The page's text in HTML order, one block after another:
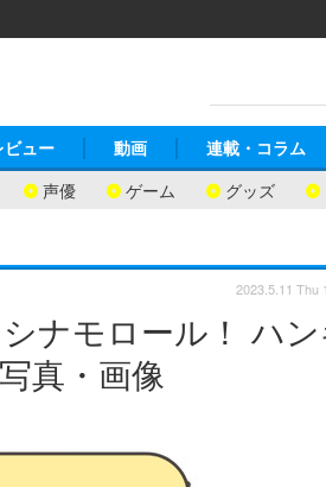
声優 ゲーム グッズ
ビュー 動画 連載・コラム
ナモロール！ ハ
真・画像
2023.5.11 Thu